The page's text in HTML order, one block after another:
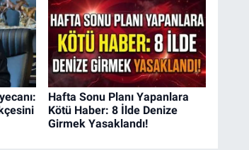
Hafta Sonu Planı Yapanlara
Kötü Haber: 8 İlde Denize
Girmek Yasaklandı!